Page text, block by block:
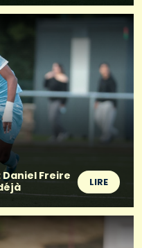
Daniel Freire
LIRE